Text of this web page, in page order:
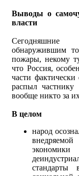
Выводы о
власти
Сегодняшние
обнаружившим
пожары, некому
что Россия,
части
распыл частнику
вообще никто за
В целом
народ
стандарты